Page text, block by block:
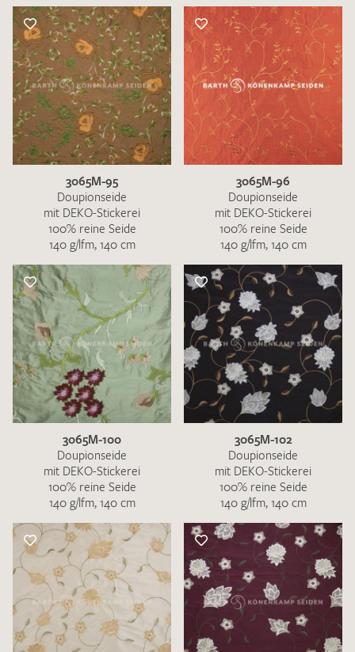
3065M-95
Doupionseide
mit DEKO-Stickerei
100% reine Seide
140 g/lfm, 140 cm
3065M-96
Doupionseide
mit DEKO-Stickerei
100% reine Seide
140 g/lfm, 140 cm
3065M-100
Doupionseide
mit DEKO-Stickerei
100% reine Seide
140 g/lfm, 140 cm
3065M-102
Doupionseide
mit DEKO-Stickerei
100% reine Seide
140 g/lfm, 140 cm